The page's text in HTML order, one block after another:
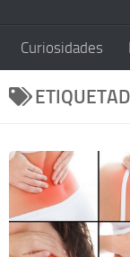
Curiosidades